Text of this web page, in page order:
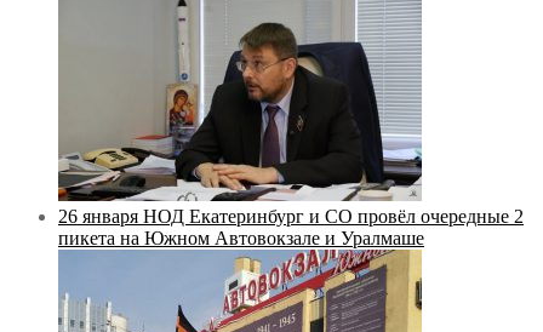
26 января НОД Екатеринбург и СО провёл очередные 2
пикета на Южном Автовокзале и Уралмаше